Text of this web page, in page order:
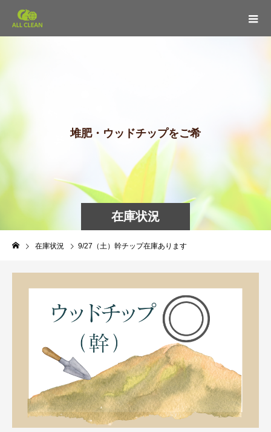
在庫状況
堆肥・ウ ッ ド チップをご希望
在庫状況 9/27（土）幹チップ在庫あります